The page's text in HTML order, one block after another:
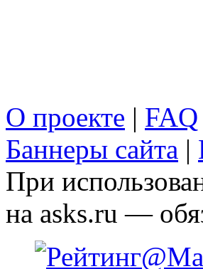
О проекте | FAQ
Баннеры сайта |
При
на asks.ru —